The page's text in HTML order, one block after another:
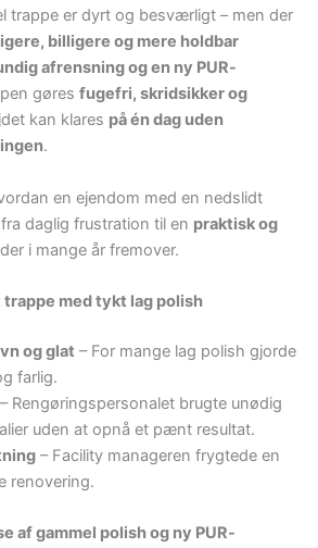
trappe er dyrt og besværligt – men der
billigere og mere holdbar
afrensning og en ny PUR-
gøres fugefri, skridsikker og
kan klares på én dag uden
.
en ejendom med en nedslidt
daglig frustration til en praktisk og
i mange år fremover.
med tykt lag polish
og glat – For mange lag polish gjorde
farlig.
– Rengøringspersonalet brugte unødig
uden at opnå et pænt resultat.
– Facility manageren frygtede en
renovering.
af gammel polish og ny PUR-